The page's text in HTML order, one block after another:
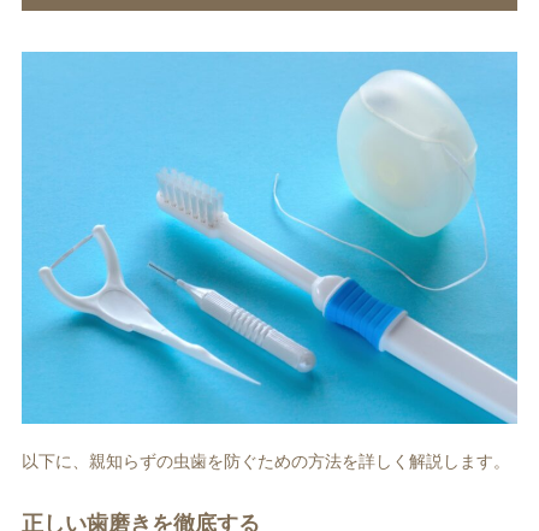
以下に、親知らずの虫歯を防ぐための方法を詳しく解説します。
正しい歯磨きを徹底する